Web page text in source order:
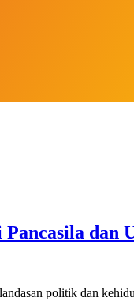
dan
politik dan